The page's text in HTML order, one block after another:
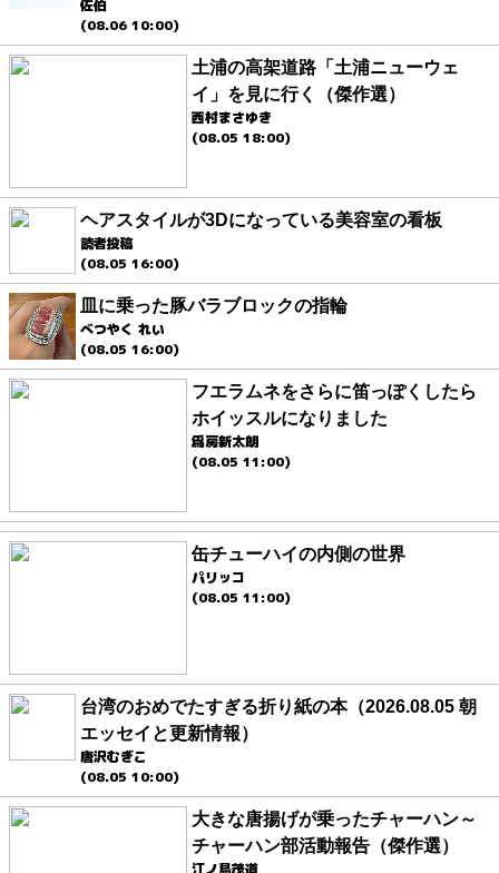
佐伯
(08.06 10:00)
土浦の高架道路「土浦ニューウェ
イ」を見に行く（傑作選）
西村まさゆき
(08.05 18:00)
ヘアスタイルが3Dになっている美容室の看板
読者投稿
(08.05 16:00)
皿に乗った豚バラブロックの指輪
べつやく れい
(08.05 16:00)
フエラムネをさらに笛っぽくしたら
ホイッスルになりました
爲房新太朗
(08.05 11:00)
缶チューハイの内側の世界
パリッコ
(08.05 11:00)
台湾のおめでたすぎる折り紙の本（2026.08.05 朝
エッセイと更新情報）
唐沢むぎこ
(08.05 10:00)
大きな唐揚げが乗ったチャーハン～
チャーハン部活動報告（傑作選）